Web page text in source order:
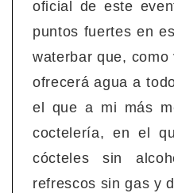
oficial de este
puntos fuertes en
waterbar que,
ofrecerá agua a
el que a mi más
coctelería, en el
cócteles sin
refrescos sin gas y